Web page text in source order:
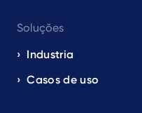
navigation
EN
Soluções
Industria
Casos de uso